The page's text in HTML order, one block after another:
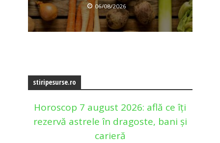
06/08/2026
stiripesurse.ro
Horoscop 7 august 2026: află ce îți
rezervă astrele în dragoste, bani și
carieră